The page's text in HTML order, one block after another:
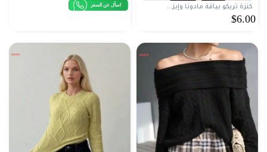
كنزة تريكو بياقة مادونا وإبز...
$6.00
اسأل عن السعر